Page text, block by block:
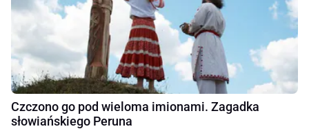
Czczono go pod wieloma imionami. Zagadka
słowiańskiego Peruna